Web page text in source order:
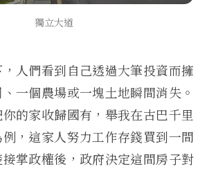
獨立大道
人們看到自己透過大筆投資而擁
一個農場或一塊土地瞬間消失。
的家收歸國有，舉我在古巴千里
，這家人努力工作存錢買到一間
掌政權後，政府決定這間房子對